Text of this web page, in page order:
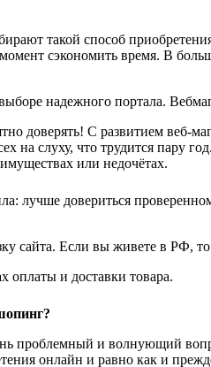
такой способ
сэкономить время. В
надежного портала.
доверять! С развитием веб-
на слуху, что трудится пару
или недочётах.
лучше довериться
сайта. Если вы живете в РФ,
оплаты и доставки товара.
проблемный и волнующий
онлайн и равно как и